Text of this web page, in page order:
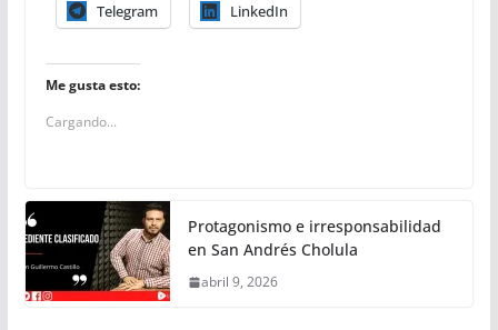
Telegram LinkedIn
Me gusta esto:
Cargando...
Protagonismo e irresponsabilidad
en San Andrés Cholula
abril 9, 2026